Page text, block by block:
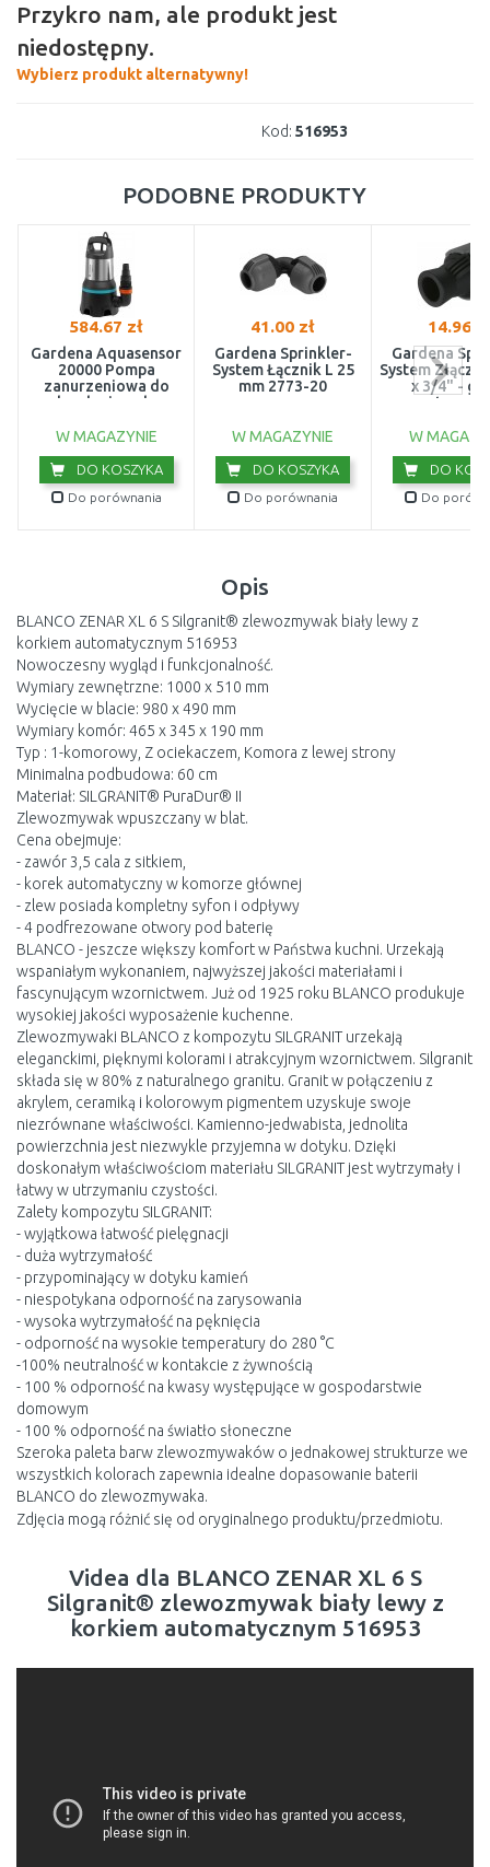
Przykro nam, ale produkt jest
niedostępny.
Wybierz produkt alternatywny!
Kod: 516953
PODOBNE PRODUKTY
584.67 zł
Gardena Aquasensor
20000 Pompa
zanurzeniowa do
brudnej wody
9044-20
W MAGAZYNIE
DO KOSZYKA
Do porównania
41.00 zł
Gardena Sprinkler-
System Łącznik L 25
mm 2773-20
W MAGAZYNIE
DO KOSZYKA
Do porównania
14.96
Gardena
System
x 3/4" -
wewnętrzny
W
DO
Do
Opis
BLANCO ZENAR XL 6 S Silgranit® zlewozmywak biały lewy z
korkiem automatycznym 516953
Nowoczesny wygląd i funkcjonalność.
Wymiary zewnętrzne: 1000 x 510 mm
Wycięcie w blacie: 980 x 490 mm
Wymiary komór: 465 x 345 x 190 mm
Typ : 1-komorowy, Z ociekaczem, Komora z lewej strony
Minimalna podbudowa: 60 cm
Materiał: SILGRANIT® PuraDur® II
Zlewozmywak wpuszczany w blat.
Cena obejmuje:
- zawór 3,5 cala z sitkiem,
- korek automatyczny w komorze głównej
- zlew posiada kompletny syfon i odpływy
- 4 podfrezowane otwory pod baterię
BLANCO - jeszcze większy komfort w Państwa kuchni. Urzekają
wspaniałym wykonaniem, najwyższej jakości materiałami i
fascynującym wzornictwem. Już od 1925 roku BLANCO produkuje
wysokiej jakości wyposażenie kuchenne.
Zlewozmywaki BLANCO z kompozytu SILGRANIT urzekają
eleganckimi, pięknymi kolorami i atrakcyjnym wzornictwem. Silgranit
składa się w 80% z naturalnego granitu. Granit w połączeniu z
akrylem, ceramiką i kolorowym pigmentem uzyskuje swoje
niezrównane właściwości. Kamienno-jedwabista, jednolita
powierzchnia jest niezwykle przyjemna w dotyku. Dzięki
doskonałym właściwościom materiału SILGRANIT jest wytrzymały i
łatwy w utrzymaniu czystości.
Zalety kompozytu SILGRANIT:
- wyjątkowa łatwość pielęgnacji
- duża wytrzymałość
- przypominający w dotyku kamień
- niespotykana odporność na zarysowania
- wysoka wytrzymałość na pęknięcia
- odporność na wysokie temperatury do 280 °C
-100% neutralność w kontakcie z żywnością
- 100 % odporność na kwasy występujące w gospodarstwie
domowym
- 100 % odporność na światło słoneczne
Szeroka paleta barw zlewozmywaków o jednakowej strukturze we
wszystkich kolorach zapewnia idealne dopasowanie baterii
BLANCO do zlewozmywaka.
Zdjęcia mogą różnić się od oryginalnego produktu/przedmiotu.
Videa dla BLANCO ZENAR XL 6 S
Silgranit® zlewozmywak biały lewy z
korkiem automatycznym 516953